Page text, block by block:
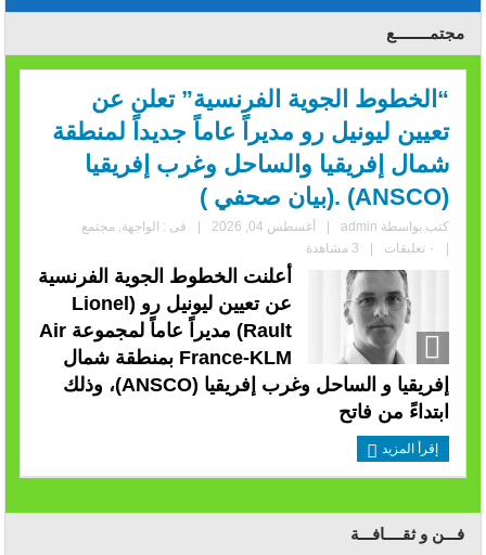
مجتمــــــــع
“الخطوط الجوية الفرنسية” تعلن عن
تعيين ليونيل رو مديراً عاماً جديداً لمنطقة
شمال إفريقيا والساحل وغرب إفريقيا
(ANSCO) .(بيان صحفي )
كتب بواسطة admin أغسطس 04, 2026 فى : الواجهة,مجتمع
٠ تعليقات 3 مشاهدة
أعلنت الخطوط الجوية الفرنسية
عن تعيين ليونيل رو (Lionel
Rault) مديراً عاماً لمجموعة Air
France-KLM بمنطقة شمال
إفريقيا و الساحل وغرب إفريقيا (ANSCO)، وذلك
ابتداءً من فاتح
إقرأ المزيد
فـــن و ثقــــافـــة